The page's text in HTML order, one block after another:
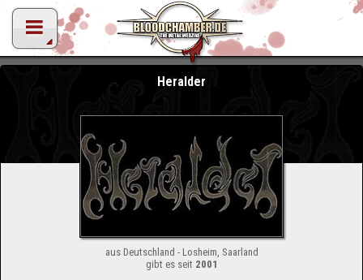
Heralder
aus Deutschland - Losheim, Saarland
gibt es seit 2001